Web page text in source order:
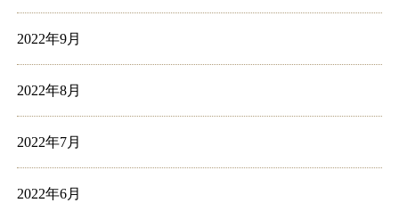
2022年9月
2022年8月
2022年7月
2022年6月